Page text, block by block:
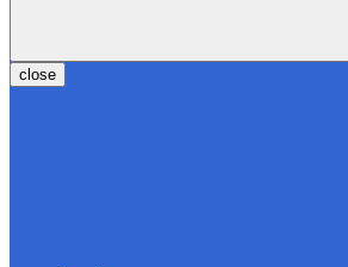
close